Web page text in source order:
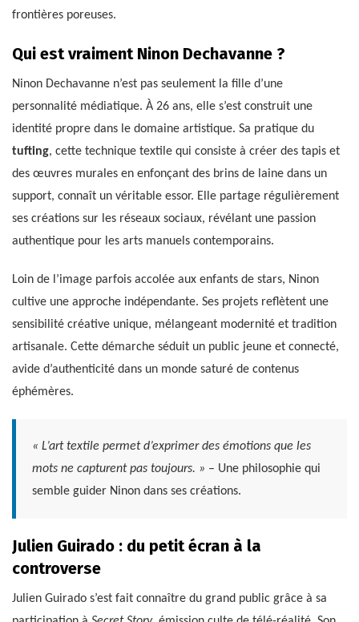
frontières poreuses.
Qui est vraiment Ninon Dechavanne ?
Ninon Dechavanne n’est pas seulement la fille d’une
personnalité médiatique. À 26 ans, elle s’est construit une
identité propre dans le domaine artistique. Sa pratique du
tufting, cette technique textile qui consiste à créer des tapis et
des œuvres murales en enfonçant des brins de laine dans un
support, connaît un véritable essor. Elle partage régulièrement
ses créations sur les réseaux sociaux, révélant une passion
authentique pour les arts manuels contemporains.
Loin de l’image parfois accolée aux enfants de stars, Ninon
cultive une approche indépendante. Ses projets reflètent une
sensibilité créative unique, mélangeant modernité et tradition
artisanale. Cette démarche séduit un public jeune et connecté,
avide d’authenticité dans un monde saturé de contenus
éphémères.
« L’art textile permet d’exprimer des émotions que les
mots ne capturent pas toujours. » – Une philosophie qui
semble guider Ninon dans ses créations.
Julien Guirado : du petit écran à la
controverse
Julien Guirado s’est fait connaître du grand public grâce à sa